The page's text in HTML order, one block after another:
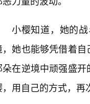
小樱知道，她的
，她也能够凭借着
朵在逆境中顽强盛
，用自己的方式，再